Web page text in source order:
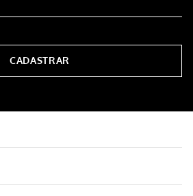
CADASTRAR